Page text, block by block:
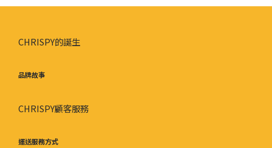
CHRISPY的誕生
品牌故事
CHRISPY顧客服務
運送服務方式